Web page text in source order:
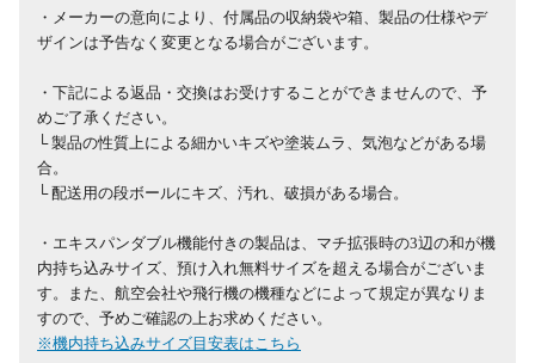
・メーカーの意向により、付属品の収納袋や箱、製品の仕様やデ
ザインは予告なく変更となる場合がございます。
・下記による返品・交換はお受けすることができませんので、予
めご了承ください。
└ 製品の性質上による細かいキズや塗装ムラ、気泡などがある場
合。
└ 配送用の段ボールにキズ、汚れ、破損がある場合。
・エキスパンダブル機能付きの製品は、マチ拡張時の3辺の和が機
内持ち込みサイズ、預け入れ無料サイズを超える場合がございま
す。また、航空会社や飛行機の機種などによって規定が異なりま
すので、予めご確認の上お求めください。
※機内持ち込みサイズ目安表はこちら